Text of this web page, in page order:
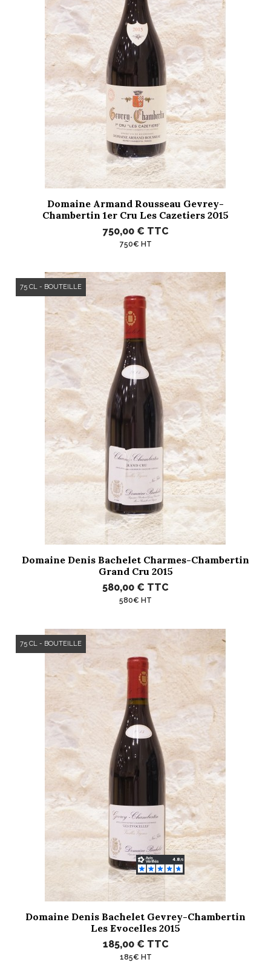
Domaine Armand Rousseau Gevrey-
Chambertin 1er Cru Les Cazetiers 2015
750,00 € TTC
750€ HT
Domaine Denis Bachelet Charmes-Chambertin
Grand Cru 2015
580,00 € TTC
580€ HT
75 CL - BOUTEILLE
Domaine Denis Bachelet Gevrey-Chambertin
Les Evocelles 2015
185,00 € TTC
185€ HT
75 CL - BOUTEILLE